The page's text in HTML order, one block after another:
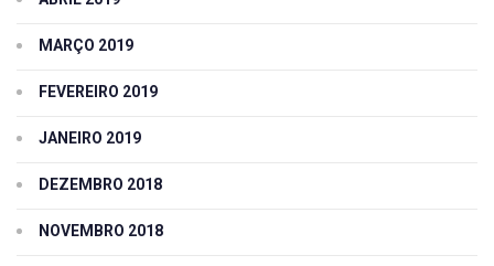
MARÇO 2019
FEVEREIRO 2019
JANEIRO 2019
DEZEMBRO 2018
NOVEMBRO 2018